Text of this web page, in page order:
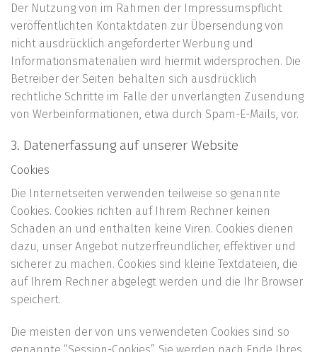
Der Nutzung von im Rahmen der Impressumspflicht
veröffentlichten Kontaktdaten zur Übersendung von
nicht ausdrücklich angeforderter Werbung und
Informationsmaterialien wird hiermit widersprochen. Die
Betreiber der Seiten behalten sich ausdrücklich
rechtliche Schritte im Falle der unverlangten Zusendung
von Werbeinformationen, etwa durch Spam-E-Mails, vor.
3. Datenerfassung auf unserer Website
Cookies
Die Internetseiten verwenden teilweise so genannte
Cookies. Cookies richten auf Ihrem Rechner keinen
Schaden an und enthalten keine Viren. Cookies dienen
dazu, unser Angebot nutzerfreundlicher, effektiver und
sicherer zu machen. Cookies sind kleine Textdateien, die
auf Ihrem Rechner abgelegt werden und die Ihr Browser
speichert.
Die meisten der von uns verwendeten Cookies sind so